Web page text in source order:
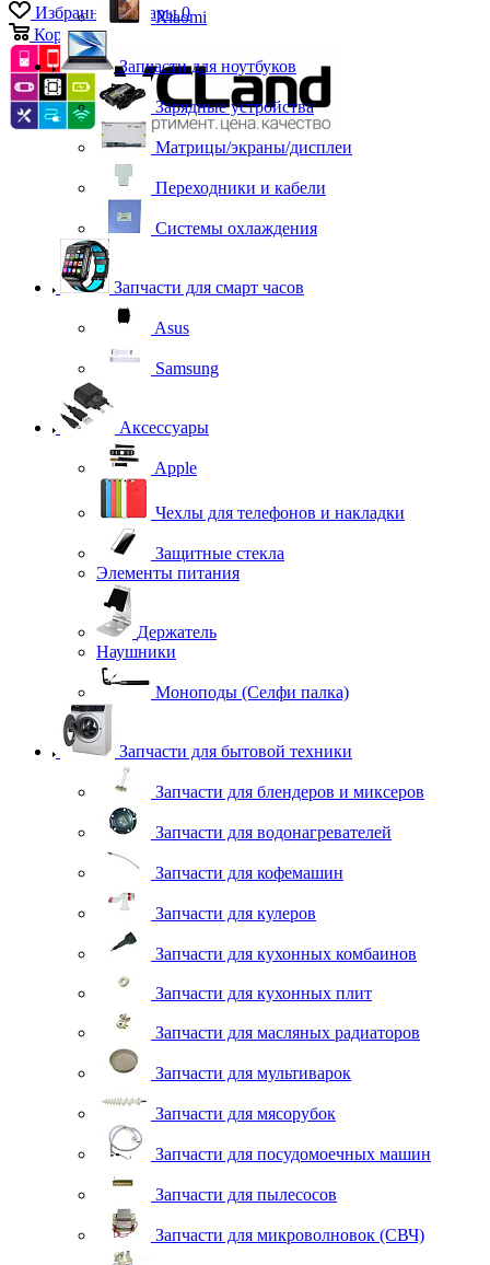
Избранные товары 0
Корзина 0
Xiaomi
Запчасти для ноутбуков
Зарядные устройства
Матрицы/экраны/дисплеи
Переходники и кабели
Системы охлаждения
Запчасти для смарт часов
Asus
Samsung
Аксессуары
Apple
Чехлы для телефонов и накладки
Защитные стекла
Элементы питания
Держатель
Наушники
Моноподы (Селфи палка)
Запчасти для бытовой техники
Запчасти для блендеров и миксеров
Запчасти для водонагревателей
Запчасти для кофемашин
Запчасти для кулеров
Запчасти для кухонных комбаинов
Запчасти для кухонных плит
Запчасти для масляных радиаторов
Запчасти для мультиварок
Запчасти для мясорубок
Запчасти для посудомоечных машин
Запчасти для пылесосов
Запчасти для микроволновок (СВЧ)